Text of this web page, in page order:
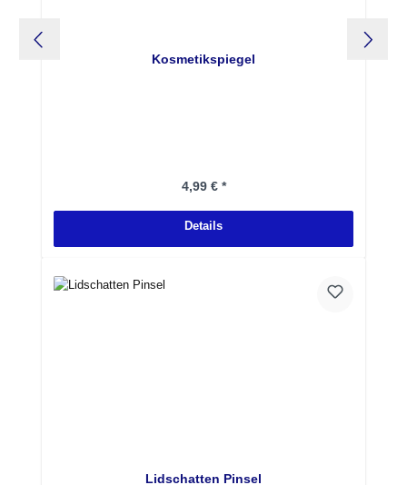
Kosmetikspiegel
Regulärer Preis:
4,99 € *
Details
Lidschatten Pinsel